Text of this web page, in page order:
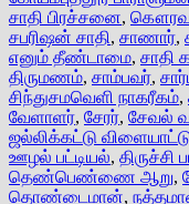
சாதி பிரச்சனை,
சபரிஷன் சாதி, சாணார்,
எனும் தீண்டாமை, சாதி
திருமணம், சாம்பவர்,
சிந்துசமவெளி நாகரீகம்,
வேளாளர், சேரர், சேவல்
ஜல்லிக்கட்டு
ஊழல் பட்டியல், திருச்சி
தெண்பெண்ணை ஆறு,
தொண்டைமான்,